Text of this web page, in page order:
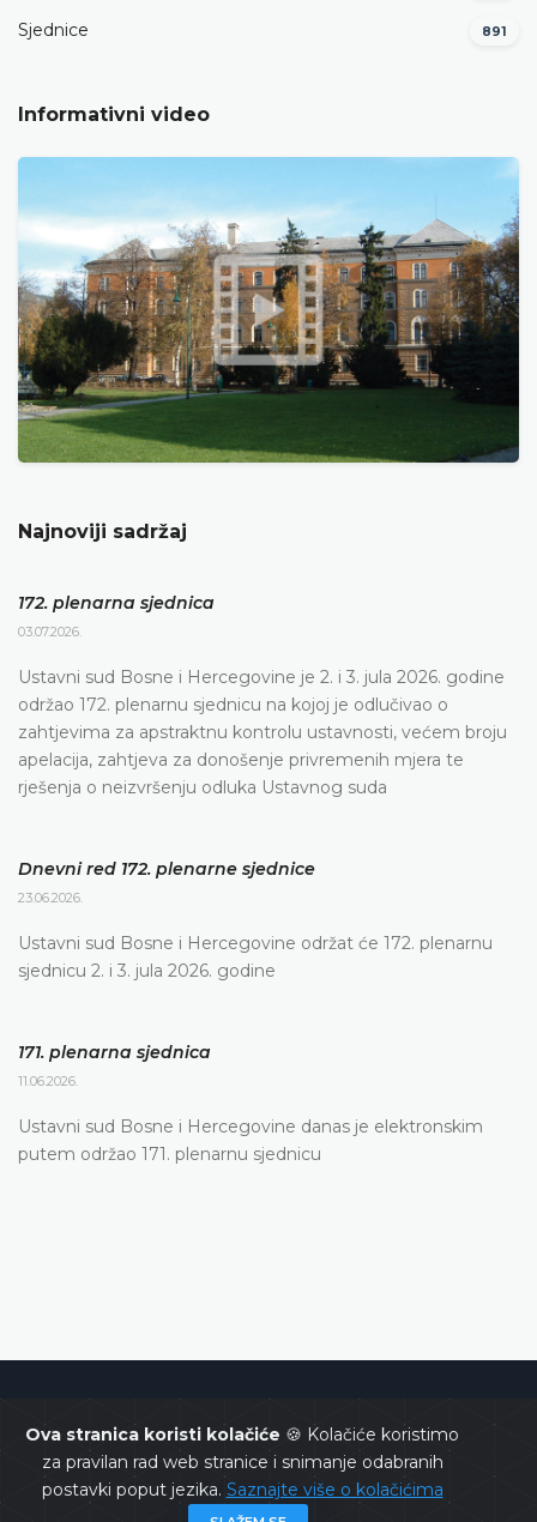
Ova stranica koristi kolačiće 🍪 Kolačiće koristimo
za pravilan rad web stranice i snimanje odabranih
postavki poput jezika. Saznajte više o kolačićima
Sjednice 891
Informativni video
Najnoviji sadržaj
172. plenarna sjednica
03.07.2026.
Ustavni sud Bosne i Hercegovine je 2. i 3. jula 2026. godine
održao 172. plenarnu sjednicu na kojoj je odlučivao o
zahtjevima za apstraktnu kontrolu ustavnosti, većem broju
apelacija, zahtjeva za donošenje privremenih mjera te
rješenja o neizvršenju odluka Ustavnog suda
Dnevni red 172. plenarne sjednice
23.06.2026.
Ustavni sud Bosne i Hercegovine održat će 172. plenarnu
sjednicu 2. i 3. jula 2026. godine
171. plenarna sjednica
11.06.2026.
Ustavni sud Bosne i Hercegovine danas je elektronskim
putem održao 171. plenarnu sjednicu